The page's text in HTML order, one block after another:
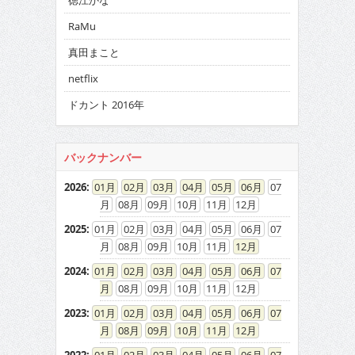
RaMu
真田まこと
netflix
ドカント 2016年
バックナンバー
2026: 01 02 03 04 05 06
07
08
09 10 11
12
2025: 01 02 03 04 05 06
07
08
09 10 11
12
2024: 01 02 03 04 05 06
07
08
09 10 11
12
2023: 01 02 03 04 05 06
07
08
09 10 11
12